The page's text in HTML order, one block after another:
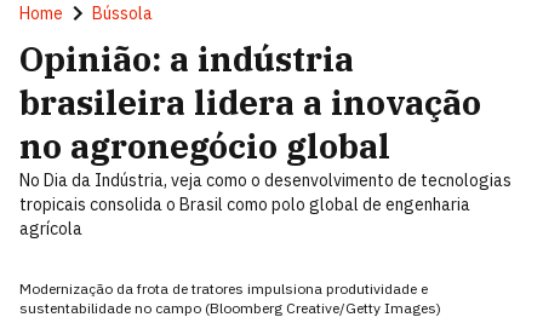
Home Bússola
Opinião: a indústria
brasileira lidera a inovação
no agronegócio global
No Dia da Indústria, veja como o desenvolvimento de tecnologias
tropicais consolida o Brasil como polo global de engenharia
agrícola
Modernização da frota de tratores impulsiona produtividade e
sustentabilidade no campo (Bloomberg Creative/Getty Images)